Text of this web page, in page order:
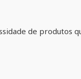
de produtos